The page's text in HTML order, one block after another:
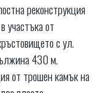
реконструкция
участъка от
с ул.
430 м.
от трошен камък на